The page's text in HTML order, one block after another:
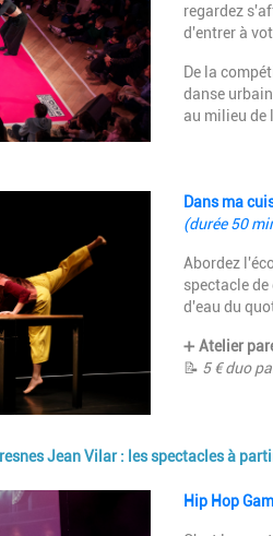
regardez
d'entrer à
De la
danse
au milieu de
Description
Dans ma
(durée 50
Abordez
spectacle
d'eau du
➕ Atelier
📝 5 €duo
Jean Vilar : les spectacles à
Description
Hip Hop